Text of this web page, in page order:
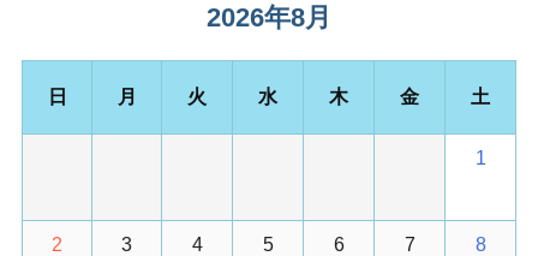
用
が
2026年8月
日 月 火 水 木 金 土
1
2 3 4 5 6 7 8